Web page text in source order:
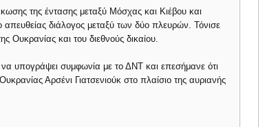
της έντασης μεταξύ Μόσχας και Κιέβου και
απευθείας διάλογος μεταξύ των δύο πλευρών. Τόνισε
Ουκρανίας και του διεθνούς δικαίου.
υπογράψει συμφωνία με το ΔΝΤ και επεσήμανε ότι
Αρσένι Γιατσενιούκ στο πλαίσιο της αυριανής